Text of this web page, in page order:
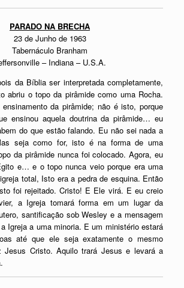
PARADO NA BRECHA
23 de Junho de 1963
Tabernáculo Branham
– Indiana – U.S.A.
da Bíblia ser interpretada completamente,
abriu o topo da pirâmide como uma Rocha.
da pirâmide; não é isto, porque
ensinou aquela doutrina da pirâmide… eu
do que estão falando. Eu não sei nada a
seja como for, isto é na forma de uma
da pirâmide nunca foi colocado. Agora, eu
e… e o topo nunca veio porque era uma
total, Isto era a pedra de esquina. Então
foi rejeitado. Cristo! E Ele virá. E eu creio
a Igreja tomará forma em um lugar da
santificação sob Wesley e a mensagem
Igreja a uma minoria. E um ministério estará
até que ele seja exatamente o mesmo
Jesus Cristo. Aquilo trará Jesus e levará a